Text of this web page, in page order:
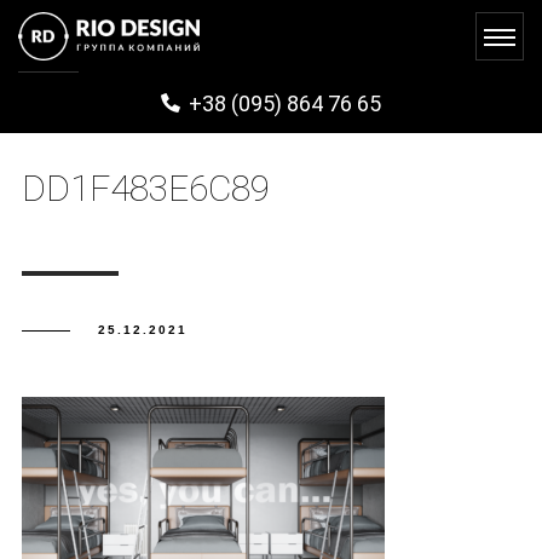
+38 (095) 864 76 65
DE62B28A-0402-43E2-997B-
DD1F483E6C89
25.12.2021